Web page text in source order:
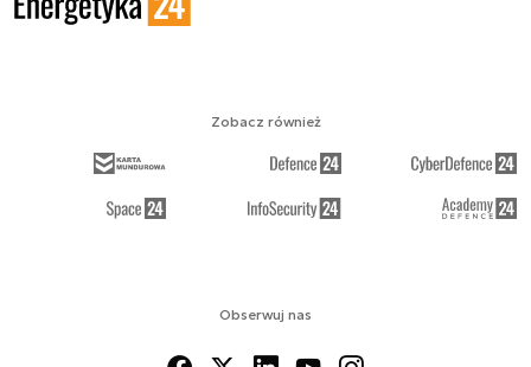
Obserwuj nas
Zobacz również